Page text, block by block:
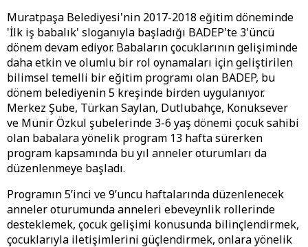
Muratpaşa Belediyesi'nin 2017-2018 eğitim döneminde
'İlk iş babalık' sloganıyla başladığı BADEP'te 3'üncü
dönem devam ediyor. Babaların çocuklarının gelişiminde
daha etkin ve olumlu bir rol oynamaları için geliştirilen
bilimsel temelli bir eğitim programı olan BADEP, bu
dönem belediyenin 5 kreşinde birden uygulanıyor.
Merkez Şube, Türkan Saylan, Dutlubahçe, Konuksever
ve Münir Özkul şubelerinde 3-6 yaş dönemi çocuk sahibi
olan babalara yönelik program 13 hafta sürerken
program kapsamında bu yıl anneler oturumları da
düzenlenmeye başladı.
Programın 5’inci ve 9’uncu haftalarında düzenlenecek
anneler oturumunda anneleri ebeveynlik rollerinde
desteklemek, çocuk gelişimi konusunda bilinçlendirmek,
çocuklarıyla iletişimlerini güçlendirmek, onlara yönelik